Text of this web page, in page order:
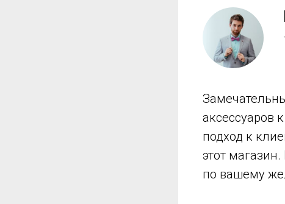
аксессуаров
подход к
этот
по вашему